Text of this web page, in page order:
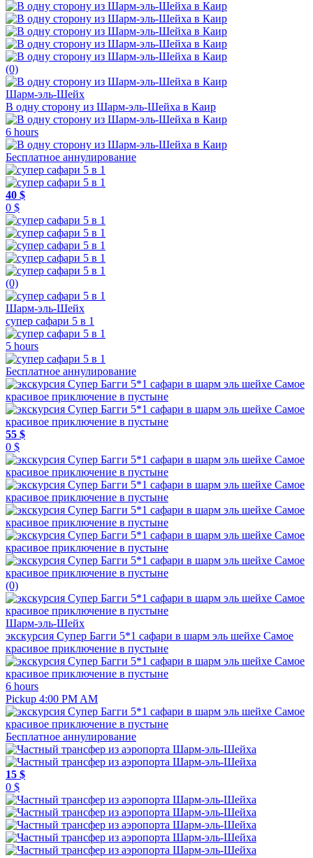
(0)
Шарм-эль-Шейх
В одну сторону из Шарм-эль-Шейха в Каир
6 hours
Бесплатное аннулирование
40 $
0 $
(0)
Шарм-эль-Шейх
супер сафари 5 в 1
5 hours
Бесплатное аннулирование
55 $
0 $
(0)
Шарм-эль-Шейх
экскурсия Супер Багги 5*1 сафари в шарм эль шейхе Самое
красивое приключение в пустыне
6 hours
Pickup 4:00 PM AM
Бесплатное аннулирование
15 $
0 $